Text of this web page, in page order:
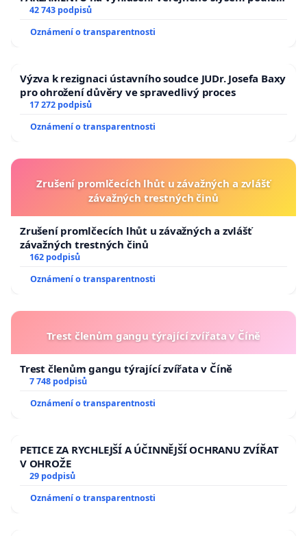
144 jednacího řádu Senátu k návrhu na přijetí
republiky
42 743 podpisů
Oznámení o transparentnosti
Výzva k rezignaci ústavního soudce JUDr. Josefa Baxy
pro ohrožení důvěry ve spravedlivý proces
17 272 podpisů
Oznámení o transparentnosti
Zrušení promlčecích lhůt u závažných a zvlášť
závažných trestných činů
Zrušení promlčecích lhůt u závažných a zvlášť
závažných trestných činů
162 podpisů
Oznámení o transparentnosti
Trest členům gangu týrající zvířata v Číně
Trest členům gangu týrající zvířata v Číně
7 748 podpisů
Oznámení o transparentnosti
PETICE ZA RYCHLEJŠÍ A ÚČINNĚJŠÍ OCHRANU ZVÍŘAT
V OHROŽE
29 podpisů
Oznámení o transparentnosti